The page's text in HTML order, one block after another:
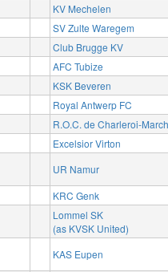
KV Mechelen
SV Zulte Waregem
Club Brugge KV
AFC Tubize
KSK Beveren
Royal Antwerp FC
R.O.C. de Charleroi-
Excelsior Virton
UR Namur
KRC Genk
Lommel SK
(as KVSK United)
KAS Eupen